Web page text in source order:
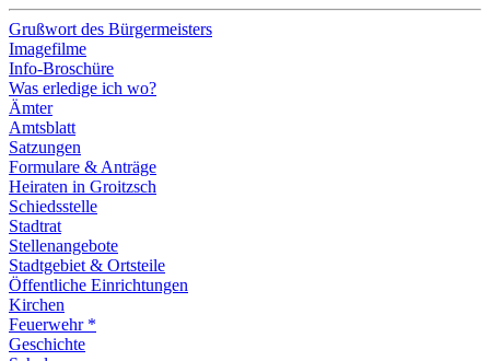
Grußwort des Bürgermeisters
Imagefilme
Info-Broschüre
Was erledige ich wo?
Ämter
Amtsblatt
Satzungen
Formulare & Anträge
Heiraten in Groitzsch
Schiedsstelle
Stadtrat
Stellenangebote
Stadtgebiet & Ortsteile
Öffentliche Einrichtungen
Kirchen
Feuerwehr *
Geschichte